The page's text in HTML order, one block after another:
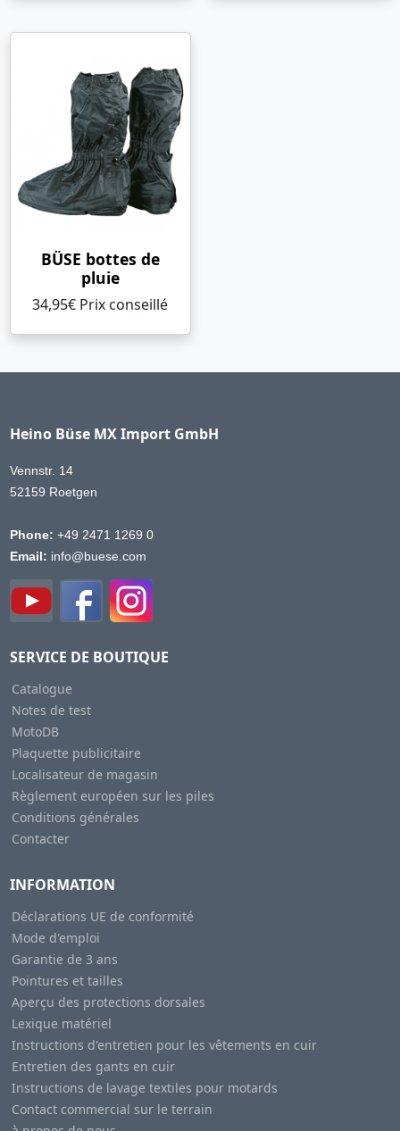
BÜSE bottes de
pluie
34,95€ Prix ​​conseillé
Heino Büse MX Import GmbH
Vennstr. 14
52159 Roetgen
Phone: +49 2471 1269 0
Email: info@buese.com
SERVICE DE BOUTIQUE
Catalogue
Notes de test
MotoDB
Plaquette publicitaire
Localisateur de magasin
Règlement européen sur les piles
Conditions générales
Contacter
INFORMATION
Déclarations UE de conformité
Mode d'emploi
Garantie de 3 ans
Pointures et tailles
Aperçu des protections dorsales
Lexique matériel
Instructions d'entretien pour les vêtements en cuir
Entretien des gants en cuir
Instructions de lavage textiles pour motards
Contact commercial sur le terrain